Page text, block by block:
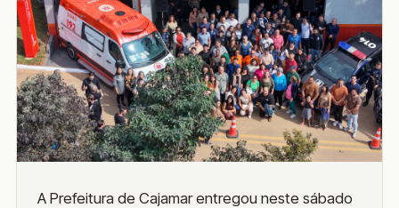
A Prefeitura de Cajamar entregou neste sábado